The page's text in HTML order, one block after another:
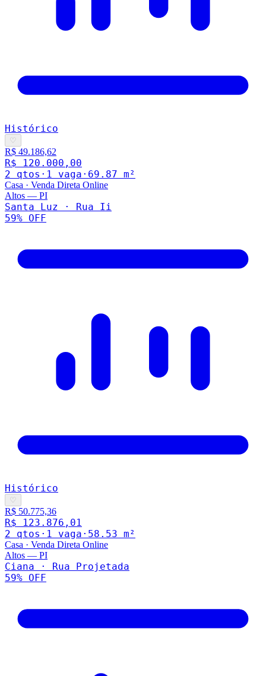
Histórico
♡
R$ 49.186,62
R$ 120.000,00
2 qtos · 1 vaga · 69.87 m²
Casa · Venda Direta Online
Altos — PI
Santa Luz · Rua Ii
59% OFF
Histórico
♡
R$ 50.775,36
R$ 123.876,01
2 qtos · 1 vaga · 58.53 m²
Casa · Venda Direta Online
Altos — PI
Ciana · Rua Projetada
59% OFF